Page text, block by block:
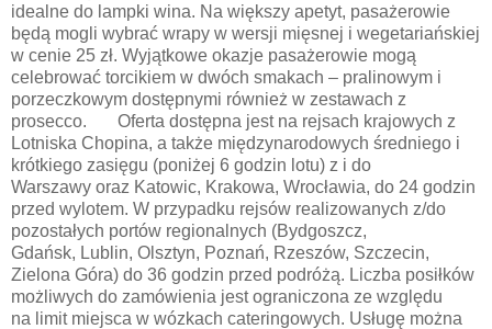
idealne do lampki wina. Na większy apetyt, pasażerowie
będą mogli wybrać wrapy w wersji mięsnej i wegetariańskiej
w cenie 25 zł. Wyjątkowe okazje pasażerowie mogą
celebrować torcikiem w dwóch smakach – pralinowym i
porzeczkowym dostępnymi również w zestawach z
prosecco. Oferta dostępna jest na rejsach krajowych z
Lotniska Chopina, a także międzynarodowych średniego i
krótkiego zasięgu (poniżej 6 godzin lotu) z i do
Warszawy oraz Katowic, Krakowa, Wrocławia, do 24 godzin
przed wylotem. W przypadku rejsów realizowanych z/do
pozostałych portów regionalnych (Bydgoszcz,
Gdańsk, Lublin, Olsztyn, Poznań, Rzeszów, Szczecin,
Zielona Góra) do 36 godzin przed podróżą. Liczba posiłków
możliwych do zamówienia jest ograniczona ze względu
na limit miejsca w wózkach cateringowych. Usługę można